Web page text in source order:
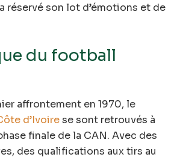
réservé son lot d’émotions et de
du football
affrontement en 1970, le
d’Ivoirese sont retrouvés à
finale de la CAN. Avec des
des qualifications aux tirs au